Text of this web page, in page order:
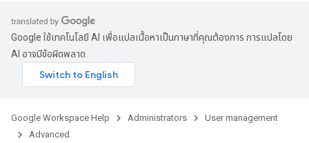
Google ใช้เทคโนโลยี AI เพื่อแปลเนื้อหาเป็นภาษาที่คุณต้องการ การแปลโดย
AI อาจมีข้อผิดพลาด
Google Workspace Help Administrators
User management
Advanced